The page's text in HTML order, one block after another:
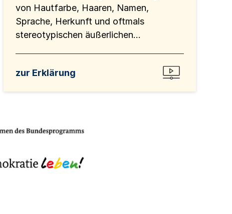
von Hautfarbe, Haaren, Namen,
Sprache, Herkunft und oftmals
stereotypischen äußerlichen...
zur Erklärung